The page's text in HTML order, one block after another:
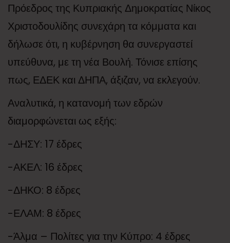
Πρόεδρος της Κυπριακής Δημοκρατίας Νίκος
Χριστοδουλίδης συνεχάρη τα κόμματα και
δήλωσε ότι, η κυβέρνηση θα συνεργαστεί
υπεύθυνα, με τη νέα Βουλή. Τόνισε επίσης
πως, ΕΔΕΚ και ΔΗΠΑ, άξιζαν, να εκλεγούν.
Αναλυτικά, η κατανομή των εδρών
διαμορφώνεται ως εξής:
-ΔΗΣΥ: 17 έδρες
-ΑΚΕΛ: 16 έδρες
-ΔΗΚΟ: 8 έδρες
-ΕΛΑΜ: 8 έδρες
-Άλμα – Πολίτες για την Κύπρο: 4 έδρες